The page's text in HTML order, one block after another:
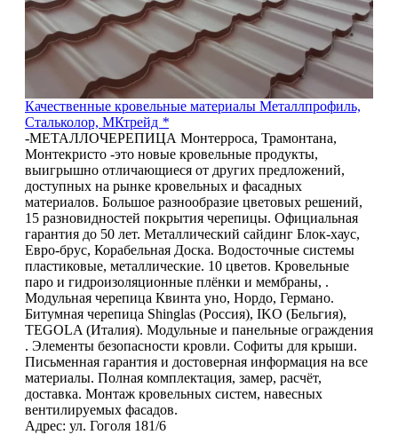
Качественные кровельные материалы Металлпрофиль,
Стальколор, МКтрейд *
-МЕТАЛЛОЧЕРЕПИЦА Монтерроса, Трамонтана,
Монтекристо -это новые кровельные продукты,
выигрышно отличающиеся от других предложений,
доступных на рынке кровельных и фасадных
материалов. Большое разнообразие цветовых решений,
15 разновидностей покрытия черепицы. Официальная
гарантия до 50 лет. Металлический сайдинг Блок-хаус,
Евро-брус, Корабельная Доска. Водосточные системы
пластиковые, металлические. 10 цветов. Кровельные
паро и гидроизоляционные плёнки и мембраны, .
Модульная черепица Квинта уно, Нордо, Германо.
Битумная черепица Shinglas (Россия), IKO (Бельгия),
ТEGOLA (Италия). Модульные и панельные ограждения
. Элементы безопасности кровли. Софиты для крыши.
Письменная гарантия и достоверная информация на все
материалы. Полная комплектация, замер, расчёт,
доставка. Монтаж кровельных систем, навесных
вентилируемых фасадов.
Адрес: ул. Гоголя 181/6